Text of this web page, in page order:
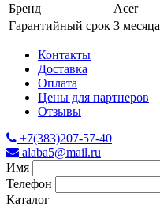
Бренд
Acer
Гарантийный срок 3 месяца
Контакты
Доставка
Оплата
Цены для партнеров
Отзывы
+7(383)207-57-40
alaba5@mail.ru
Имя
Телефон
Каталог